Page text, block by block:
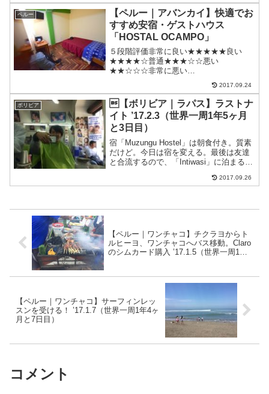
ペルー
【ペルー｜アバンカイ】快適でお
すすめ安宿・ゲストハウス
「HOSTAL OCAMPO」
５段階評価非常に良い★★★★★良い
★★★★☆普通★★★☆☆悪い
★★☆☆☆非常に悪い
★☆☆☆☆HOSTAL OCAMPO料金：個
室シングル トイレシャワー共同：30ソ
レス（約1,050円）（最初の言い値50ソレ
ス）予約：予約せずに飛び込み部屋...
2017.09.24
ボリビア
【ボリビア｜ラパス】ラストナ
イト ’17.2.3（世界一周1年5ヶ月
と3日目）
宿「Muzungu Hostel」は朝食付き。質素
だけど。今日は宿を変える。最後は友達
と合流するので、「Intiwasi」に泊まるこ
4人ドミトリー。値段は30ボリ。詳しくは
2017.09.26
【ペルー｜ワンチャコ】チクラヨからト
ルヒーヨ、ワンチャコへバス移動。Claro
のシムカード購入 ’17.1.5（世界一周1年4
【ペルー｜ワンチャコ】サーフィンレッ
スンを受ける！ ’17.1.7（世界一周1年4ヶ
月と7日目）
コメント